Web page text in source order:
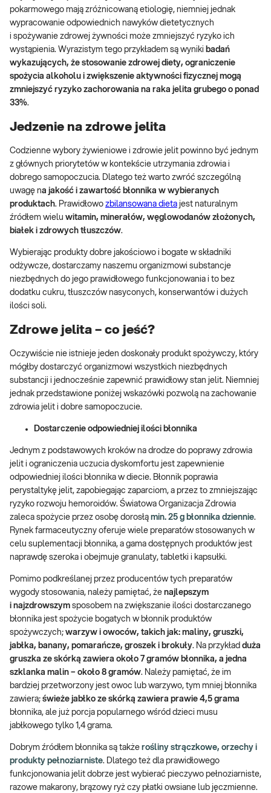
pokarmowego mają zróżnicowaną etiologię, niemniej jednak
wypracowanie odpowiednich nawyków dietetycznych
i spożywanie zdrowej żywności może zmniejszyć ryzyko ich
wystąpienia. Wyrazistym tego przykładem są wyniki badań
wykazujących, że stosowanie zdrowej diety, ograniczenie
spożycia alkoholu i zwiększenie aktywności fizycznej mogą
zmniejszyć ryzyko zachorowania na raka jelita grubego o ponad
33%.
Jedzenie na zdrowe jelita
Codzienne wybory żywieniowe i zdrowie jelit powinno być jednym
z głównych priorytetów w kontekście utrzymania zdrowia i
dobrego samopoczucia. Dlatego też warto zwróć szczególną
uwagę na jakość i zawartość błonnika w wybieranych
produktach. Prawidłowo zbilansowana dieta jest naturalnym
źródłem wielu witamin, minerałów, węglowodanów złożonych,
białek i zdrowych tłuszczów.
Wybierając produkty dobre jakościowo i bogate w składniki
odżywcze, dostarczamy naszemu organizmowi substancje
niezbędnych do jego prawidłowego funkcjonowania i to bez
dodatku cukru, tłuszczów nasyconych, konserwantów i dużych
ilości soli.
Zdrowe jelita – co jeść?
Oczywiście nie istnieje jeden doskonały produkt spożywczy, który
mógłby dostarczyć organizmowi wszystkich niezbędnych
substancji i jednocześnie zapewnić prawidłowy stan jelit. Niemniej
jednak przedstawione poniżej wskazówki pozwolą na zachowanie
zdrowia jelit i dobre samopoczucie.
Dostarczenie odpowiedniej ilości błonnika
Jednym z podstawowych kroków na drodze do poprawy zdrowia
jelit i ograniczenia uczucia dyskomfortu jest zapewnienie
odpowiedniej ilości błonnika w diecie. Błonnik poprawia
perystaltykę jelit, zapobiegając zaparciom, a przez to zmniejszając
ryzyko rozwoju hemoroidów. Światowa Organizacja Zdrowia
zaleca spożycie przez osobę dorosłą min. 25 g błonnika dziennie.
Rynek farmaceutyczny oferuje wiele preparatów stosowanych w
celu suplementacji błonnika, a gama dostępnych produktów jest
naprawdę szeroka i obejmuje granulaty, tabletki i kapsułki.
Pomimo podkreślanej przez producentów tych preparatów
wygody stosowania, należy pamiętać, że najlepszym
i najzdrowszym sposobem na zwiększanie ilości dostarczanego
błonnika jest spożycie bogatych w błonnik produktów
spożywczych; warzyw i owoców, takich jak: maliny, gruszki,
jabłka, banany, pomarańcze, groszek i brokuły. Na przykład duża
gruszka ze skórką zawiera około 7 gramów błonnika, a jedna
szklanka malin – około 8 gramów. Należy pamiętać, że im
bardziej przetworzony jest owoc lub warzywo, tym mniej błonnika
zawiera; świeże jabłko ze skórką zawiera prawie 4,5 grama
błonnika, ale już porcja popularnego wśród dzieci musu
jabłkowego tylko 1,4 grama.
Dobrym źródłem błonnika są także rośliny strączkowe, orzechy i
produkty pełnoziarniste. Dlatego też dla prawidłowego
funkcjonowania jelit dobrze jest wybierać pieczywo pełnoziarniste,
razowe makarony, brązowy ryż czy płatki owsiane lub jęczmienne.